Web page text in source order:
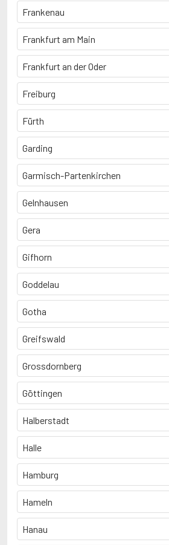
Frankenau
Frankfurt am Main
Frankfurt an der Oder
Freiburg
Fürth
Garding
Garmisch-Partenkirchen
Gelnhausen
Gera
Gifhorn
Goddelau
Gotha
Greifswald
Grossdornberg
Göttingen
Halberstadt
Halle
Hamburg
Hameln
Hanau